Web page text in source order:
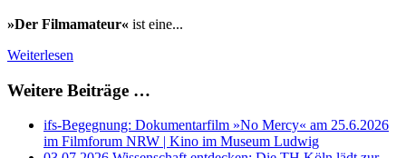
»Der Filmamateur« ist eine...
Weiterlesen
Weitere Beiträge …
ifs-Begegnung: Dokumentarfilm »No Mercy« am 25.6.2026
im Filmforum NRW | Kino im Museum Ludwig